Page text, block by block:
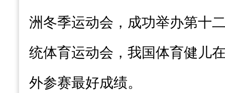
洲冬季运动会，成功举办第十
统体育运动会，我国体育健儿
外参赛最好成绩。